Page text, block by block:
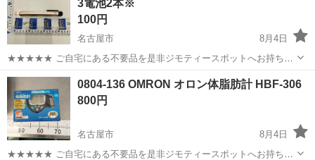
仕事をお願いします!...3電池2本※
100円
名古屋市
8月4日
★★★★★ ご自宅にある不要品を是非ジモティースポットへお持ち込
みしませんか？ 家電、趣味・スポーツ・レジャー用品、こども用品、
衣料服飾品、生活雑貨、家具、本、CD・DVDなどが無料でまとめて持
ち込めます！ ※詳細はこ...
愛知 名古屋市
0804-136 OMRON オロン体脂肪計 HBF-306
800円
名古屋市
8月4日
★★★★★ ご自宅にある不要品を是非ジモティースポットへお持ち込